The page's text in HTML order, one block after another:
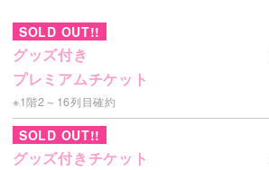
SOLD OUT!!
グッズ付き
プレミアムチケット
※1階2～16列目確約
SOLD OUT!!
グッズ付きチケット